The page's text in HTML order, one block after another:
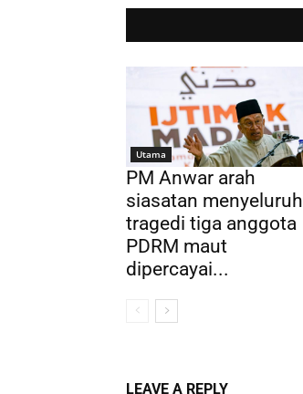
Utama
PM Anwar arah
siasatan menyeluruh
tragedi tiga anggota
PDRM maut
dipercayai...
LEAVE A REPLY